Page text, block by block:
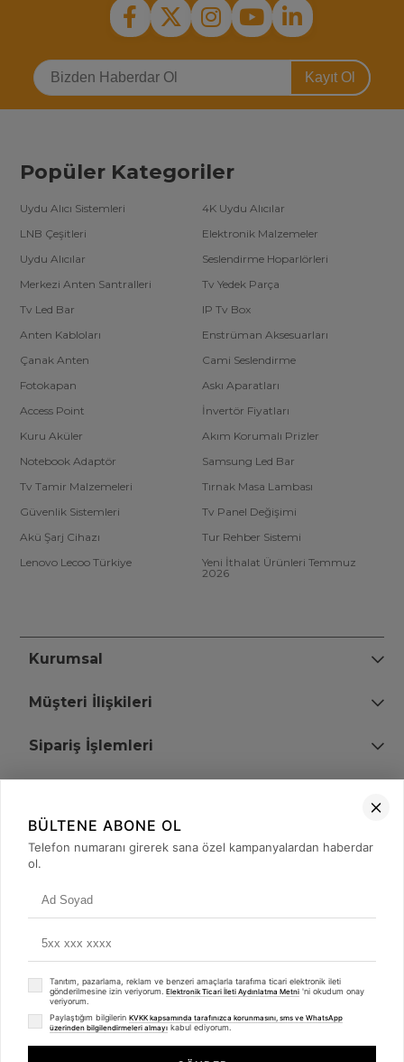
Kayıt Ol
Popüler Kategoriler
Uydu Alıcı Sistemleri
4K Uydu Alıcılar
LNB Çeşitleri
Elektronik Malzemeler
Uydu Alıcılar
Seslendirme Hoparlörleri
Merkezi Anten Santralleri
Tv Yedek Parça
Tv Led Bar
IP Tv Box
Anten Kabloları
Enstrüman Aksesuarları
Çanak Anten
Cami Seslendirme
Fotokapan
Askı Aparatları
Access Point
İnvertör Fiyatları
Kuru Aküler
Akım Korumalı Prizler
Notebook Adaptör
Samsung Led Bar
Tv Tamir Malzemeleri
Tırnak Masa Lambası
Güvenlik Sistemleri
Tv Panel Değişimi
Akü Şarj Cihazı
Tur Rehber Sistemi
Lenovo Lecoo Türkiye
Yeni İthalat Ürünleri Temmuz
2026
Kurumsal
Müşteri İlişkileri
Sipariş İşlemleri
+90 (850) 473 08 08
© 2008 - 2026merterelektronik.com
Whatsapp
BÜLTENE ABONE OL
Telefon numaranı girerek sana özel kampanyalardan haberdar
ol.
Tanıtım, pazarlama, reklam ve benzeri amaçlarla tarafıma ticari elektronik ileti
gönderilmesine izin veriyorum. Elektronik Ticari İleti Aydınlatma Metni 'ni okudum onay
veriyorum.
Paylaştığım bilgilerin KVKK kapsamında tarafınızca korunmasını, sms ve WhatsApp
üzerinden bilgilendirmeleri almayı kabul ediyorum.